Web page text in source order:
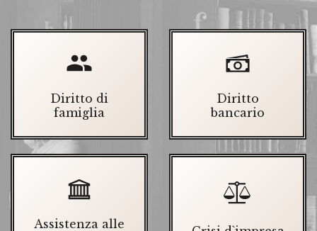
Diritto di
famiglia
Diritto
bancario
Assistenza alle